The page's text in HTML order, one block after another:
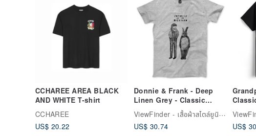
CCHAREE AREA BLACK
AND WHITE T-shirt
Donnie & Frank - Deep
Linen Grey - Classic
Crewneck T-Shirt
US$ 30.74
US$